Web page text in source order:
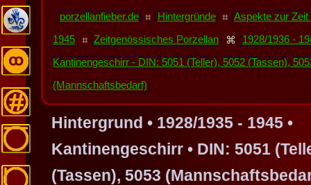
porzellanfieber.de ⌗ Hintergründe ⌗ Aspekte zur
1945 ⌗ Zeitgenössisches Porzellan ⌘ 1928/1936 -
Kantinengeschirr - DIN: 5051 (Teller), 5052 (Tassen),
(Mannschaftsbedarf)
Hintergrund • 1928/1935 - 1945 •
Kantinengeschirr • DIN: 5051
(Tassen), 5053